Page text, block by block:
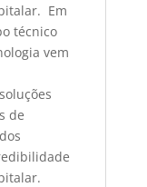
Em
técnico
vem
de